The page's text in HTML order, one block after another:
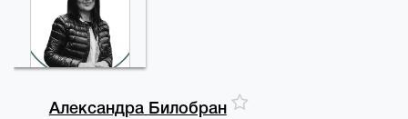
Александра Билобран